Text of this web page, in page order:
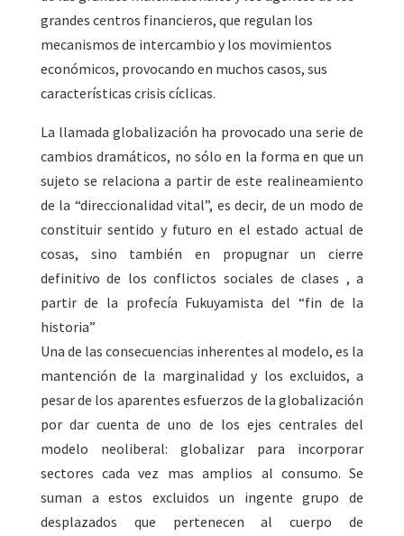
grandes centros financieros, que regulan los
mecanismos de intercambio y los movimientos
económicos, provocando en muchos casos, sus
características crisis cíclicas.
La llamada globalización ha provocado una serie de
cambios dramáticos, no sólo en la forma en que un
sujeto se relaciona a partir de este realineamiento
de la “direccionalidad vital”, es decir, de un modo de
constituir sentido y futuro en el estado actual de
cosas, sino también en propugnar un cierre
definitivo de los conflictos sociales de clases , a
partir de la profecía Fukuyamista del “fin de la
historia”
Una de las consecuencias inherentes al modelo, es la
mantención de la marginalidad y los excluidos, a
pesar de los aparentes esfuerzos de la globalización
por dar cuenta de uno de los ejes centrales del
modelo neoliberal: globalizar para incorporar
sectores cada vez mas amplios al consumo. Se
suman a estos excluidos un ingente grupo de
desplazados que pertenecen al cuerpo de